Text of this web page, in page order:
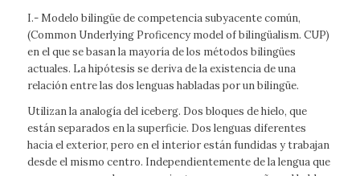
I.- Modelo bilingüe de competencia subyacente común,
(Common Underlying Proficency model of bilingüalism. CUP)
en el que se basan la mayoría de los métodos bilingües
actuales. La hipótesis se deriva de la existencia de una
relación entre las dos lenguas habladas por un bilingüe.
Utilizan la analogía del iceberg. Dos bloques de hielo, que
están separados en la superficie. Dos lenguas diferentes
hacia el exterior, pero en el interior están fundidas y trabajan
desde el mismo centro. Independientemente de la lengua que